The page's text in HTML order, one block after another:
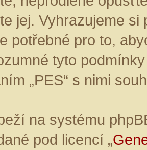
jej. Vyhrazujeme
potřebné pro to,
tyto
„PES“ s nimi
na systému
pod licencí „